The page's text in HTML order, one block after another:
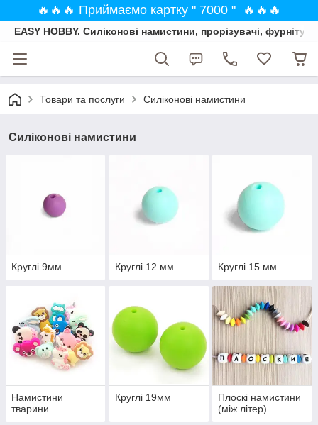
🔥🔥🔥 Приймаємо картку " 7000 " 🔥🔥🔥
EASY HOBBY. Силіконові намистини, прорізувачі,
Товари та послуги Силіконові намистини
Силіконові намистини
Круглі 9мм Круглі 12 мм Круглі 15 мм
Намистини
тварини
Круглі 19мм
Плоскі намистини
(між літер)